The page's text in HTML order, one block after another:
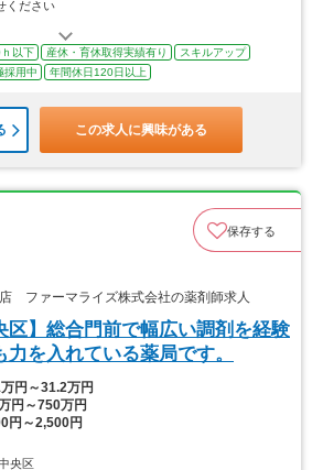
ください
以下 産休・育休取得実績有り
スキルアップ
採用中 年間休日120日以上
この求人に興味がある
保存する
ファーマライズ株式会社の薬剤師求人
区】総合門前で幅広い調剤を経験
を入れている薬局です。
万円～31.2万円
円～750万円
円～2,500円
央区